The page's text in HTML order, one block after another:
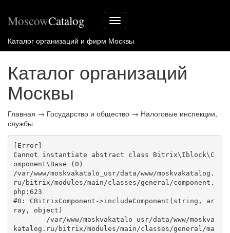
Меню
сайта
MoscowCatalog
Каталог организаций и фирм Москвы
Каталог организаций
Москвы
Главная → Государство и общество → Налоговые инспекции,
службы
[Error]
Cannot instantiate abstract class Bitrix\Iblock\C
omponent\Base (0)
/var/www/moskvakatalo_usr/data/www/moskvakatalog.
ru/bitrix/modules/main/classes/general/component.
php:623
#0: CBitrixComponent->includeComponent(string, ar
ray, object)
katalog.ru/bitrix/modules/main/classes/general/ma